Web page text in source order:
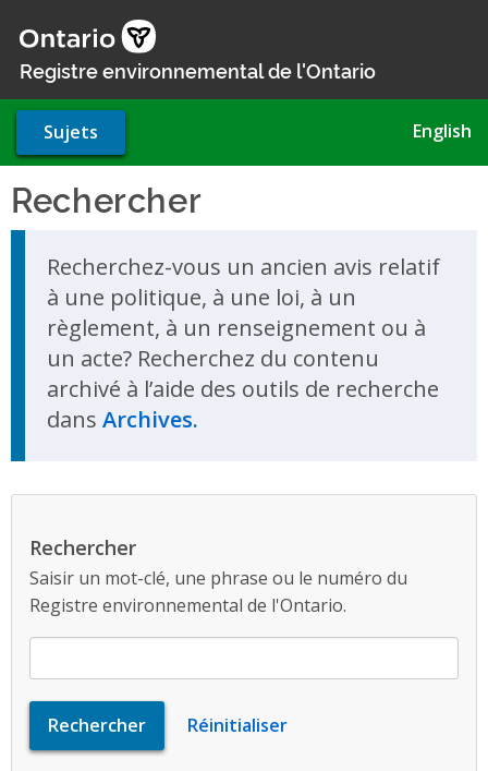
au
contenu
Registre environnemental de l'Ontario
Sujets English
Rechercher
Recherchez-vous un ancien avis relatif
à une politique, à une loi, à un
règlement, à un renseignement ou à
un acte? Recherchez du contenu
archivé à l’aide des outils de recherche
dans Archives.
Rechercher
Saisir un mot-clé, une phrase ou le numéro du
Registre environnemental de l'Ontario.